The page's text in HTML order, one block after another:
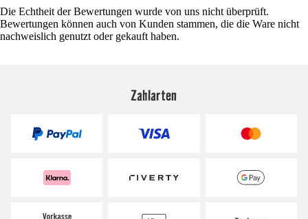
Die Echtheit der Bewertungen wurde von uns nicht überprüft.
Bewertungen können auch von Kunden stammen, die die Ware nicht
nachweislich genutzt oder gekauft haben.
Zahlarten